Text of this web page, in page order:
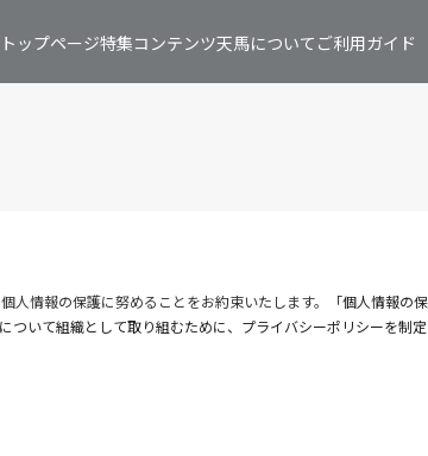
トップページ特集コンテンツ天馬について ご利用ガイド
情報の保護に努めることをお約束いたします。
「個人情報の
いて組織として取り組むために、プライバシーポリシーを制定